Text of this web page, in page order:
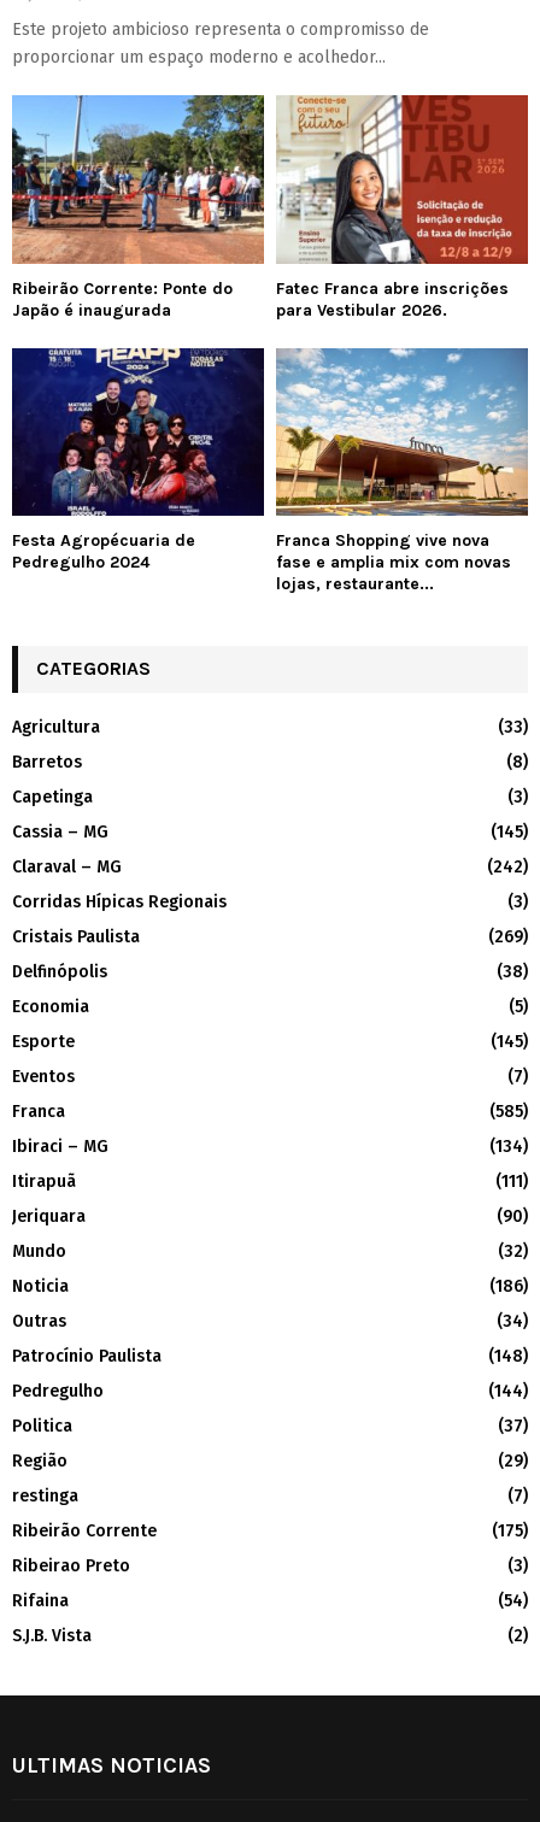
Este projeto ambicioso representa o compromisso de
proporcionar um espaço moderno e acolhedor...
Ribeirão Corrente: Ponte do
Japão é inaugurada
Fatec Franca abre inscrições
para Vestibular 2026.
Festa Agropécuaria de
Pedregulho 2024
Franca Shopping vive nova
fase e amplia mix com novas
lojas, restaurante...
CATEGORIAS
Agricultura
(33)
Barretos
(8)
Capetinga
(3)
Cassia – MG
(145)
Claraval – MG
(242)
Corridas Hípicas Regionais
(3)
Cristais Paulista
(269)
Delfinópolis
(38)
Economia
(5)
Esporte
(145)
Eventos
(7)
Franca
(585)
Ibiraci – MG
(134)
Itirapuã
(111)
Jeriquara
(90)
Mundo
(32)
Noticia
(186)
Outras
(34)
Patrocínio Paulista
(148)
Pedregulho
(144)
Politica
(37)
Região
(29)
restinga
(7)
Ribeirão Corrente
(175)
Ribeirao Preto
(3)
Rifaina
(54)
S.J.B. Vista
(2)
ULTIMAS NOTICIAS